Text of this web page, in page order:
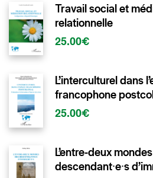
Travail social et
relationnelle
25.00€
L’interculturel dans
francophone
25.00€
L’entre-deux
descendant∙e∙s